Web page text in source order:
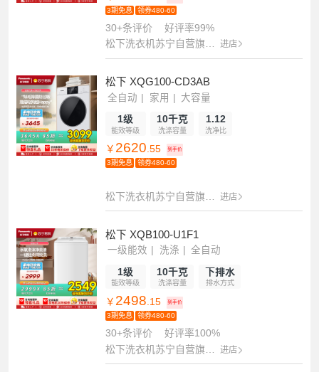
3期免息 领券480-60
30+条评价
好评率99%
松下洗衣机苏宁自营旗舰店
进店
松下 XQG100-CD3AB
全自动 家用 大容量
1级
能效等级
10千克
洗涤容量
1.12
洗净比
￥ 2620.55 到手价
3期免息 领券480-60
松下洗衣机苏宁自营旗舰店 进店
松下 XQB100-U1F1
一级能效 洗涤 全自动
1级
能效等级
10千克
洗涤容量
下排水
排水方式
￥ 2498.15 到手价
3期免息 领券480-60
30+条评价
好评率100%
松下洗衣机苏宁自营旗舰店
进店